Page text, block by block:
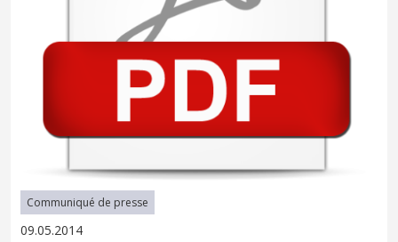
Communiqué de presse
09.05.2014